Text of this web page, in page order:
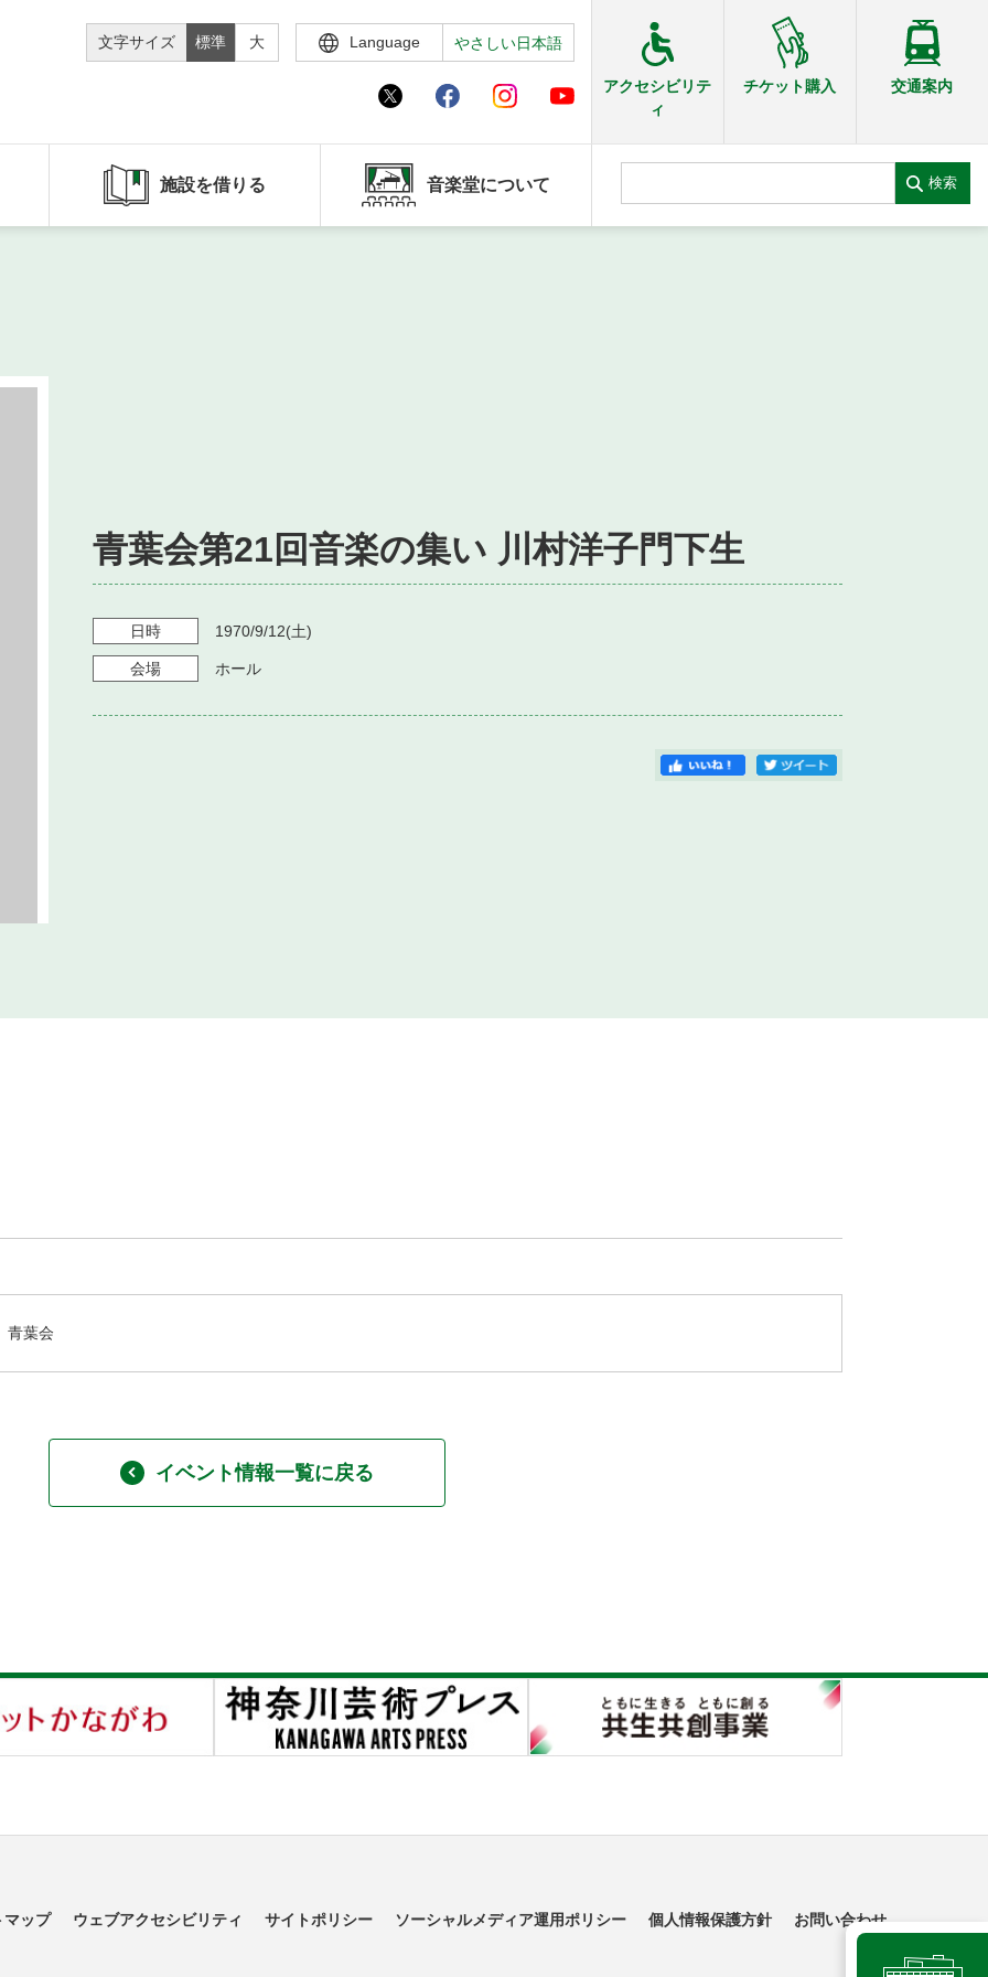
文字サイズ 標準 大 Language やさしい日本語
アクセシビリテ
ィ
チケット購入 交通案内
施設を借りる 音楽堂について 検索
青葉会第21回音楽の集い 川村洋子門下生
日時 1970/9/12(土)
会場 ホール
青葉会
イベント情報一覧に戻る
マップ ウェブアクセシビリティ サイトポリシー ソーシャルメディア運用ポリシー 個人情報保護方針 お問い合わせ